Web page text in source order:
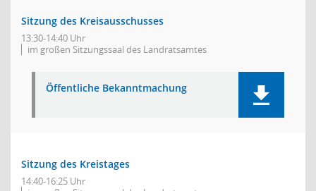
Sitzung des Kreisausschusses
13:30-14:40 Uhr
im großen Sitzungssaal des Landratsamtes
Öffentliche Bekanntmachung
Sitzung des Kreistages
14:40-16:25 Uhr